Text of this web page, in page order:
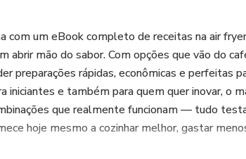
com um eBook completo de receitas na air
abrir mão do sabor. Com opções que vão do
preparações rápidas, econômicas e perfeitas
iniciantes e também para quem quer inovar, o
que realmente funcionam — tudo
hoje mesmo a cozinhar melhor, gastar